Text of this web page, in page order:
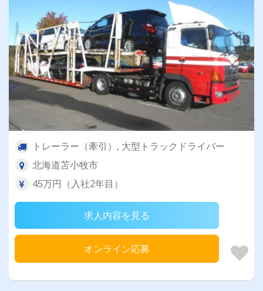
トレーラー（牽引）, 大型トラックドライバー
北海道苫小牧市
45万円（入社2年目）
求人内容を見る
オンライン応募